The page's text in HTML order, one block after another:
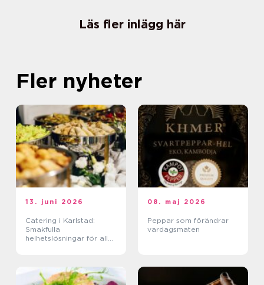
Läs fler inlägg här
Fler nyheter
13. juni 2026
Catering i Karlstad:
Smakfulla
helhetslösningar för alla
08. maj 2026
Peppar som förändrar
vardagsmaten